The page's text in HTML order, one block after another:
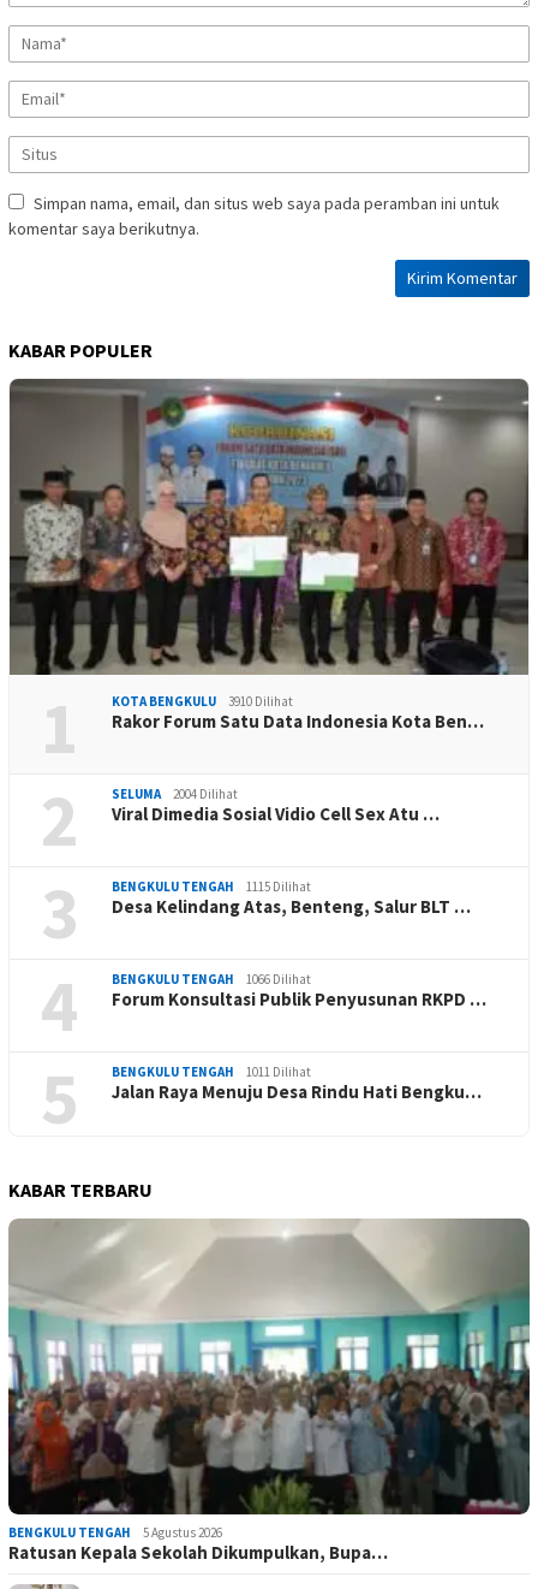
Simpan nama, email, dan situs web saya pada peramban ini untuk
komentar saya berikutnya.
KABAR POPULER
1 KOTA BENGKULU 3910 Dilihat
Rakor Forum Satu Data Indonesia Kota Ben…
2 SELUMA 2004 Dilihat
Viral Dimedia Sosial Vidio Cell Sex Atu …
3 BENGKULU TENGAH 1115 Dilihat
Desa Kelindang Atas, Benteng, Salur BLT …
4 BENGKULU TENGAH 1066 Dilihat
Forum Konsultasi Publik Penyusunan RKPD …
5 BENGKULU TENGAH 1011 Dilihat
Jalan Raya Menuju Desa Rindu Hati Bengku…
KABAR TERBARU
BENGKULU TENGAH 5 Agustus 2026
Ratusan Kepala Sekolah Dikumpulkan, Bupa…